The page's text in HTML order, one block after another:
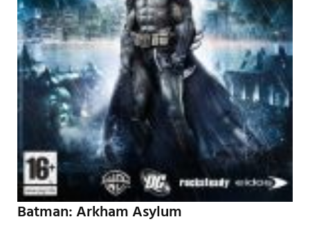
Batman: Arkham Asylum